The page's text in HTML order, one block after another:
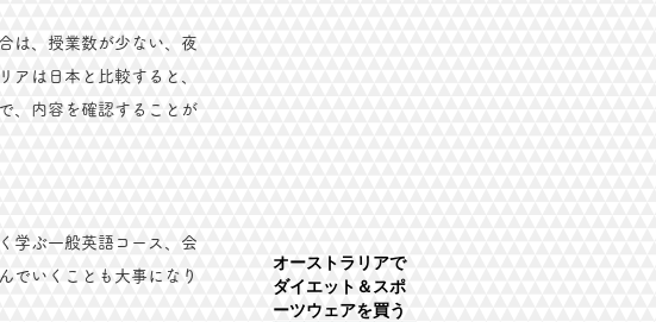
は、授業数が少ない、夜
アは日本と比較すると、
、内容を確認することが
学ぶ一般英語コース、会
でいくことも大事になり
オーストラリアで
ダイエット＆スポ
ーツウェアを買う